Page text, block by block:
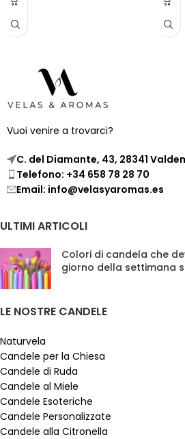
Vuoi venire a trovarci?
C. del Diamante, 43, 28341
Telefono: +34 658 78 28 70
Email: info@velasyaromas.es
ULTIMI ARTICOLI
Colori di candela che
giorno della settimana
LE NOSTRE CANDELE
Naturvela
Candele per la Chiesa
Candele di Ruda
Candele al Miele
Candele Esoteriche
Candele Personalizzate
Candele alla Citronella